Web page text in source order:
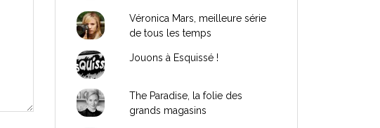
Véronica Mars, meilleure série
de tous les temps
Jouons à Esquissé !
The Paradise, la folie des
grands magasins